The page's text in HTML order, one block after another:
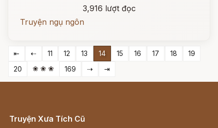
3,916 lượt đọc
Truyện ngụ ngôn
⇤ ⇠ 11 12 13 14 15 16 17 18
19
20
❀ ❀ ❀ 169 ⇢ ⇥
Truyện Xưa Tích Cũ